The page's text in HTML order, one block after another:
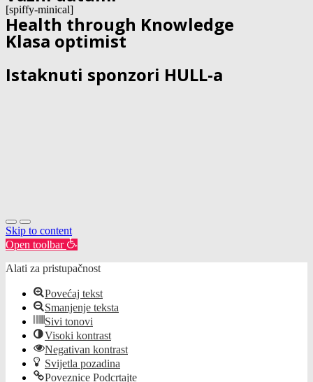
[spiffy-minical]
Health through Knowledge
Klasa optimist
Istaknuti sponzori HULL-a
Skip to content
Open toolbar
Alati za pristupačnost
Povećaj tekst
Smanjenje teksta
Sivi tonovi
Visoki kontrast
Negativan kontrast
Svijetla pozadina
Poveznice Podcrtajte